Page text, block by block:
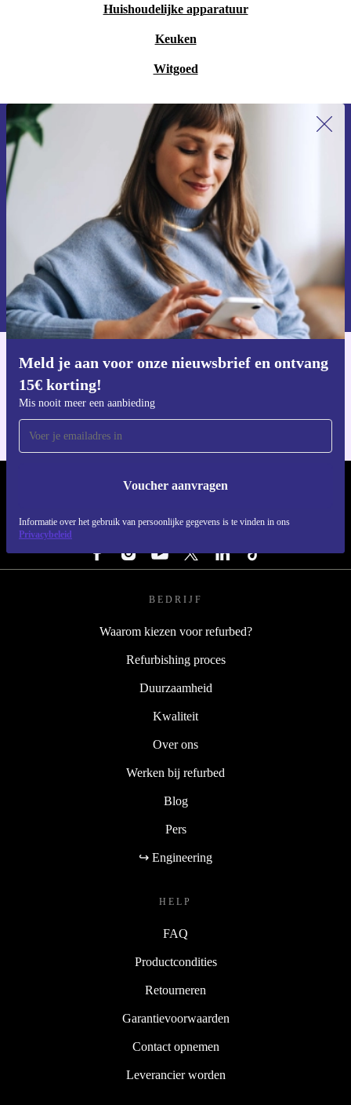
30 dagen gratis retourneren:Zit het toch niet helemaal goed? Je
stuurt het apparaat zonder zorgen terug.
Met de refurbished GRAEF Universeel snijapparaat SKS
12002 kies je voor gemak, kracht en duurzaamheid in je
keuken. Zet vandaag nog een stap richting slimmer en
milieubewuster koken!
Huishoudelijke apparatuur
Keuken
Witgoed
Meld je aan voor onze nieuwsbrief en ontvang
15€ korting!
Mis nooit meer een aanbieding
Voucher aanvragen
Informatie over het gebruik van persoonlijke gegevens is te vinden in ons
Privacybeleid
Meld je aan voor onze nieuwsbrief en
ontvang €15 korting!
Mis nooit meer een aanbieding.
Voucher aanvragen
Informatie over het gebruik van persoonsgegevens vind je in ons
privacybeleid
Download de refurbed app
REFURBED NEDERLAND - RETHINK NEW.
VOLG ONS
BEDRIJF
Waarom kiezen voor refurbed?
Refurbishing proces
Duurzaamheid
Kwaliteit
Over ons
Werken bij refurbed
Blog
Pers
↪ Engineering
HELP
FAQ
Productcondities
Retourneren
Garantievoorwaarden
Contact opnemen
Leverancier worden